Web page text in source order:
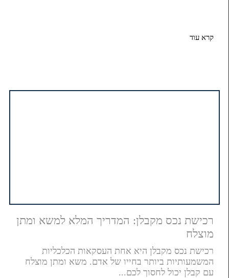
קרא עוד
רכישת נכס מקבלן: המדריך המלא למשא ומתן
מוצלח
רכישת נכס מקבלן היא אחת העסקאות הכלכליות
המשמעותיות ביותר בחייו של אדם. משא ומתן מוצלח
עם קבלן יכול לחסוך לכם...